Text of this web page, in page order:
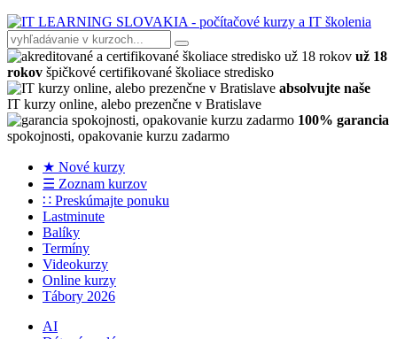
už 18
rokov špičkové certifikované školiace stredisko
absolvujte naše
IT kurzy online, alebo prezenčne v Bratislave
100% garancia
spokojnosti, opakovanie kurzu zadarmo
★ Nové kurzy
☰ Zoznam kurzov
∷ Preskúmajte ponuku
Lastminute
Balíky
Termíny
Videokurzy
Online kurzy
Tábory 2026
AI